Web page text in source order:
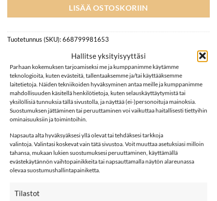
Hallitse yksityisyyttäsi
Parhaan kokemuksen tarjoamiseksi me ja kumppanimme käytämme
teknologioita, kuten evästeitä, tallentaaksemme ja/tai käyttääksemme
laitetietoja. Näiden tekniikoiden hyväksyminen antaa meille ja kumppanimme
mahdollisuuden käsitellä henkilötietoja, kuten selauskäyttäytymistä tai
yksilöllisiä tunnuksia tällä sivustolla, ja näyttää (ei-)personoituja mainoksia.
Suostumuksen jättäminen tai peruuttaminen voi vaikuttaa haitallisesti tiettyihin
ominaisuuksiin ja toimintoihin.
Napsauta alta hyväksyäksesi yllä olevat tai tehdäksesi tarkkoja
valintoja. Valintasi koskevat vain tätä sivustoa. Voit muuttaa asetuksiasi milloin
tahansa, mukaan lukien suostumuksesi peruuttaminen, käyttämällä
evästekäytännön vaihtopainikkeita tai napsauttamalla näytön alareunassa
olevaa suostumushallintapainiketta.
Tilastot
LISÄÄ OSTOSKORIIN
Tuotetunnus (SKU):668799981653
T-paidat,Topit, YAS
Avainsana tuotteelleYAS
KUVAUS
LISÄTIEDOT
ARVIOT (0)
YAS YASBEANI neuletoppi, Coffee Bean